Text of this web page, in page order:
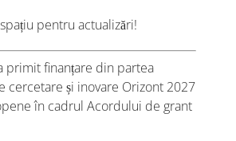
pentru actualizări!
primit finanțare din partea
cercetare și inovare Orizont 2027
în cadrul Acordului de grant